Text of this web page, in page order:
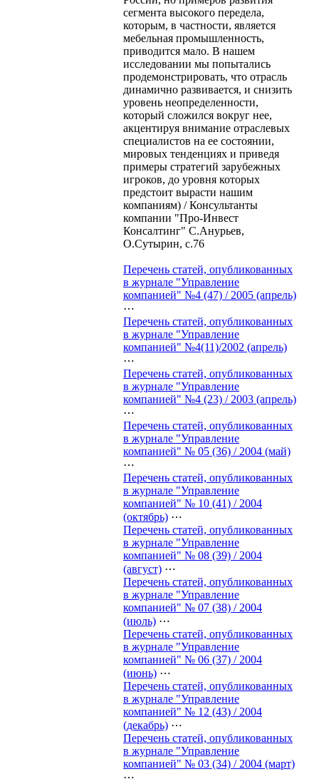
сегмента высокого передела,
которым, в частности, является
мебельная промышленность,
приводится мало. В нашем
исследовании мы попытались
продемонстрировать, что отрасль
динамично развивается, и снизить
уровень неопределенности,
который сложился вокруг нее,
акцентируя внимание отраслевых
специалистов на ее состоянии,
мировых тенденциях и приведя
примеры стратегий зарубежных
игроков, до уровня которых
предстоит вырасти нашим
компаниям) / Консультанты
компании "Про-Инвест
Консалтинг" С.Анурьев,
О.Сутырин, с.76
Перечень статей, опубликованных
в журнале "Управление
компанией" №4 (47) / 2005 (апрель)
⋯
Перечень статей, опубликованных
в журнале "Управление
компанией" №4(11)/2002 (апрель)
⋯
Перечень статей, опубликованных
в журнале "Управление
компанией" №4 (23) / 2003 (апрель)
⋯
Перечень статей, опубликованных
в журнале "Управление
компанией" № 05 (36) / 2004 (май)
⋯
Перечень статей, опубликованных
в журнале "Управление
компанией" № 10 (41) / 2004
(октябрь) ⋯
Перечень статей, опубликованных
в журнале "Управление
компанией" № 08 (39) / 2004
(август) ⋯
Перечень статей, опубликованных
в журнале "Управление
компанией" № 07 (38) / 2004
(июль) ⋯
Перечень статей, опубликованных
в журнале "Управление
компанией" № 06 (37) / 2004
(июнь) ⋯
Перечень статей, опубликованных
в журнале "Управление
компанией" № 12 (43) / 2004
(декабрь) ⋯
Перечень статей, опубликованных
в журнале "Управление
компанией" № 03 (34) / 2004 (март)
⋯